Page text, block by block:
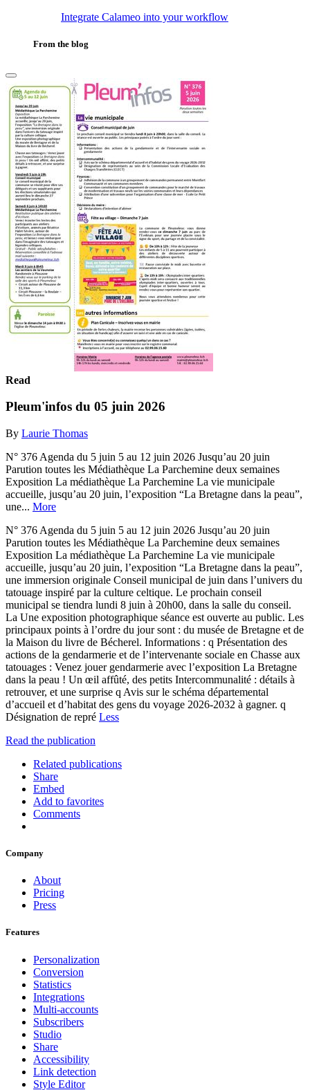
Integrate Calameo into your workflow
From the blog
Read
Pleum'infos du 05 juin 2026
By Laurie Thomas
N° 376 Agenda du 5 juin 5 au 12 juin 2026 Jusqu’au 20 juin
Parution toutes les Médiathèque La Parchemine deux semaines
Exposition La médiathèque La Parchemine La vie municipale
accueille, jusqu’au 20 juin, l’exposition “La Bretagne dans la peau”,
une... More
N° 376 Agenda du 5 juin 5 au 12 juin 2026 Jusqu’au 20 juin
Parution toutes les Médiathèque La Parchemine deux semaines
Exposition La médiathèque La Parchemine La vie municipale
accueille, jusqu’au 20 juin, l’exposition “La Bretagne dans la peau”,
une immersion originale Conseil municipal de juin dans l’univers du
tatouage inspiré par la culture celtique. Le prochain conseil
municipal se tiendra lundi 8 juin à 20h00, dans la salle du conseil.
La Une exposition photographique séance est ouverte au public. Les
principaux points à l’ordre du jour sont : du musée de Bretagne et de
la Maison du livre de Bécherel. Informations : q Présentation des
actions de la gendarmerie et de l’intervenante sociale en Chasse aux
tatouages : Venez jouer gendarmerie avec l’exposition La Bretagne
dans la peau ! Un œil affûté, des petits Intercommunalité : détails à
retrouver, et une surprise q Avis sur le schéma départemental
d’accueil et d’habitat des gens du voyage 2026-2032 à gagner. q
Désignation de repré Less
Read the publication
Related publications
Share
Embed
Add to favorites
Comments
Company
About
Pricing
Press
Features
Personalization
Conversion
Statistics
Integrations
Multi-accounts
Subscribers
Studio
Share
Accessibility
Link detection
Style Editor